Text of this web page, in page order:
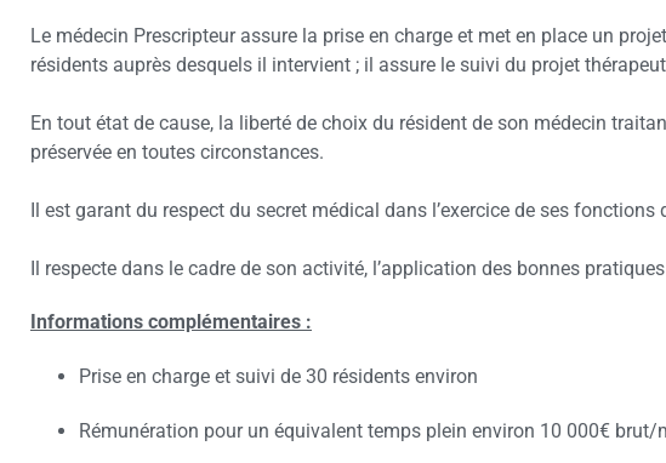
Le médecin Prescripteur assure la prise en charge et met en place un
résidents auprès desquels il intervient ; il assure le suivi du projet
En tout état de cause, la liberté de choix du résident de son médecin
préservée en toutes circonstances.
Il est garant du respect du secret médical dans l’exercice de ses fonctions
Il respecte dans le cadre de son activité, l’application des bonnes
Informations complémentaires :
Prise en charge et suivi de 30 résidents environ
Rémunération pour un équivalent temps plein environ 10 000€ brut/